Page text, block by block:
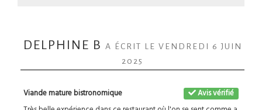
DELPHINE B A ÉCRIT LE VENDREDI 6 JUIN
2025
Avis vérifié
Viande mature bistronomique